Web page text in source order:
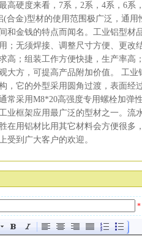
高硬度来看，7系，2系，4系，6系
(合金)型材的使用范围极广泛，通用
和金钱的特点而闻名。工业铝型材
；无须焊接、调整尺寸方便、更改
高；组装工作方便快捷，生产率高
大方，可提高产品附加价值。 工
，它的外型采用圆角过渡，表面经
常采用M8*20高强度专用螺栓加弹
业框架应用最广泛的型材之一。流
在用铝材比用其它材料会方便很多
受到广大客户的欢迎。
*